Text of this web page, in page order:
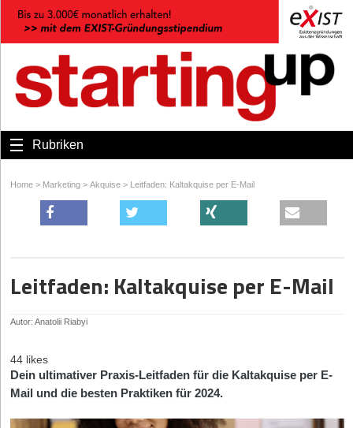
Rubriken
Home > Marketing > Akquise > Leitfaden: Kaltakquise per E-Mail
Leitfaden: Kaltakquise per E-Mail
Autor: Anatolii Riabyi
44 likes
Dein ultimativer Praxis-Leitfaden für die Kaltakquise per E-
Mail und die besten Praktiken für 2024.